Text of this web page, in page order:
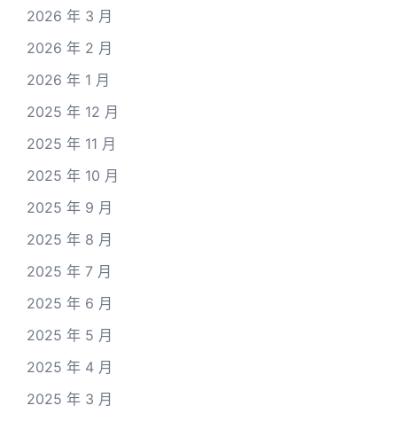
2026 年 3 月
2026 年 2 月
2026 年 1 月
2025 年 12 月
2025 年 11 月
2025 年 10 月
2025 年 9 月
2025 年 8 月
2025 年 7 月
2025 年 6 月
2025 年 5 月
2025 年 4 月
2025 年 3 月